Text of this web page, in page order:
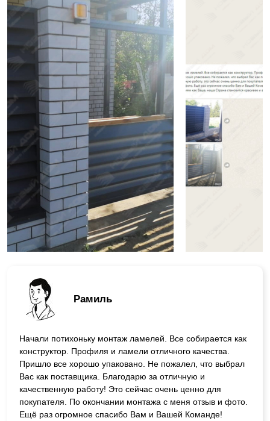
Рамиль
Начали потихоньку монтаж ламелей. Все собирается как
конструктор. Профиля и ламели отличного качества.
Пришло все хорошо упаковано. Не пожалел, что выбрал
Вас как поставщика. Благодарю за отличную и
качественную работу! Это сейчас очень ценно для
покупателя. По окончании монтажа с меня отзыв и фото.
Ещё раз огромное спасибо Вам и Вашей Команде!